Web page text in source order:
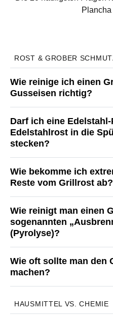
ROST & GROBER
Wie reinige ich einen
Gusseisen richtig?
Darf ich eine
Edelstahlrost in die
stecken?
Wie bekomme ich
Reste vom Grillrost ab?
Wie reinigt man einen
sogenannten
(Pyrolyse)?
Wie oft sollte man den
machen?
HAUSMITTEL VS. CHEMIE